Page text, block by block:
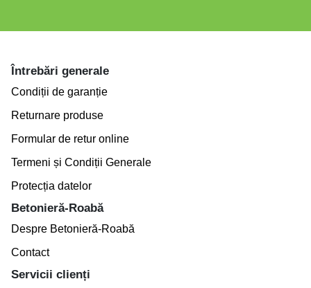
Întrebări generale
Condiții de garanție
Returnare produse
Formular de retur online
Termeni și Condiții Generale
Protecția datelor
Betonieră-Roabă
Despre Betonieră-Roabă
Contact
Servicii clienți